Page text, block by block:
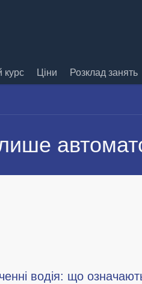
курс Ціни Розклад занять
водія: що